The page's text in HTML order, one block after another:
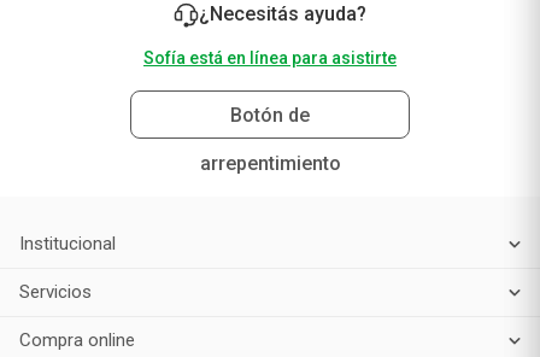
¿Necesitás ayuda?
Sofía está en línea para asistirte
Botón de
arrepentimiento
Institucional
Servicios
Compra online